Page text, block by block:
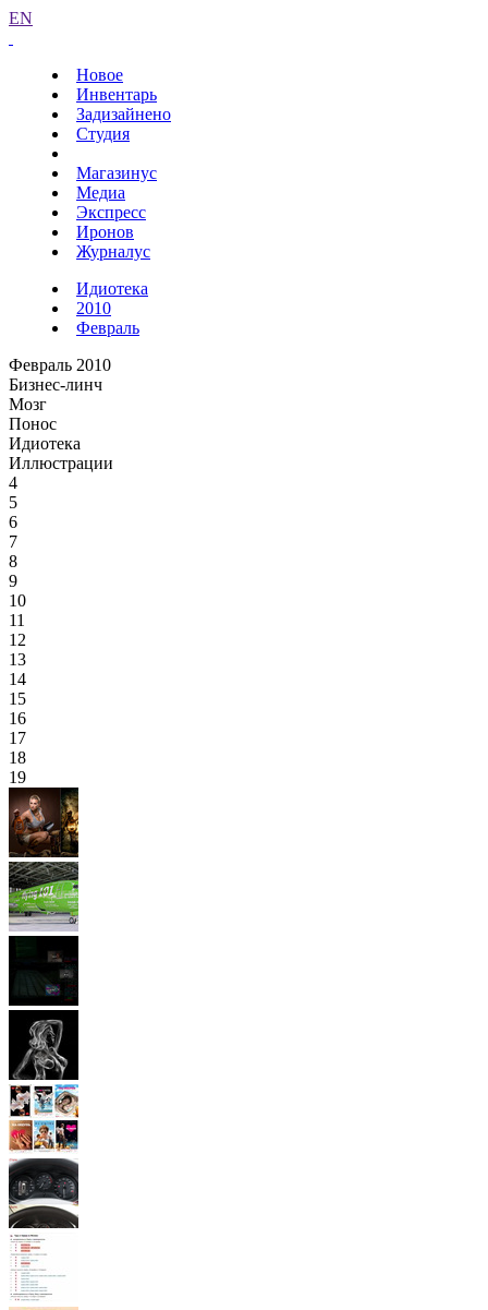
EN
Новое
Инвентарь
Задизайнено
Студия
Магазинус
Медиа
Экспресс
Иронов
Журналус
Идиотека
2010
Февраль
Февраль 2010
Бизнес-линч
Мозг
Понос
Идиотека
Иллюстрации
4
5
6
7
8
9
10
11
12
13
14
15
16
17
18
19